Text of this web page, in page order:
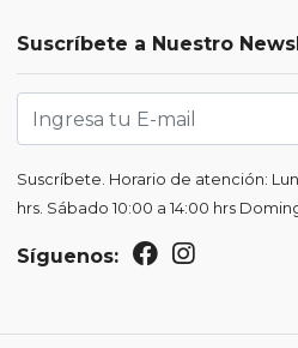
Suscríbete a Nuestro
Suscríbete. Horario de atención:
hrs. Sábado 10:00 a 14:00 hrs
Síguenos: